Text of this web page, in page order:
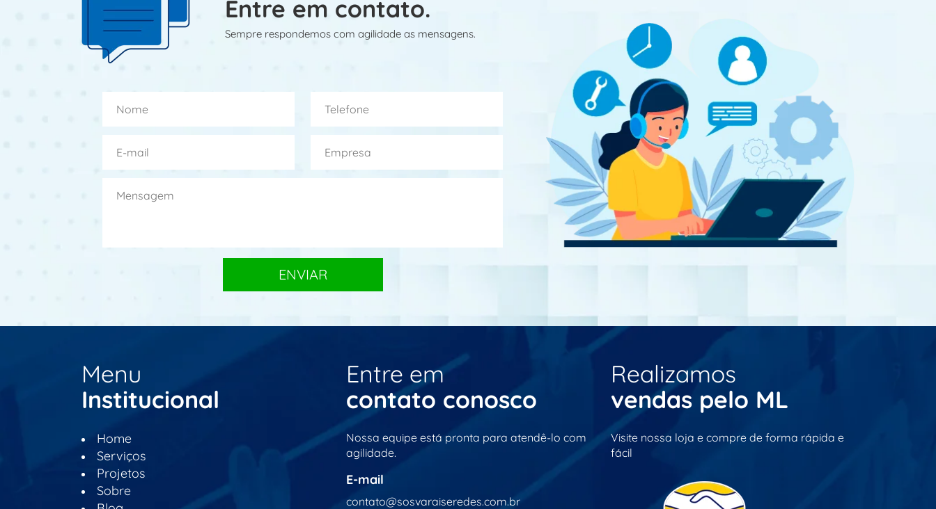
Entre em contato.
Sempre respondemos com agilidade as mensagens.
Menu
Institucional
Home
Serviços
Projetos
Sobre
Entre em
contato conosco
Nossa equipe está pronta para atendê-lo com
agilidade.
E-mail
contato@sosvaraiseredes.com.br
Realizamos
vendas pelo ML
Visite nossa loja e compre de forma rápida e
fácil